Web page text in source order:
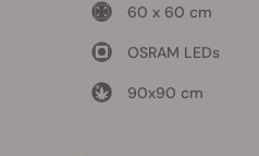
60 x 60 cm
OSRAM LEDs
90x90 cm